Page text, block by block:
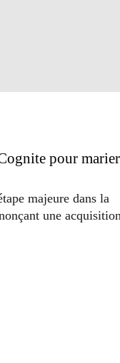
pour
majeure dans la
une